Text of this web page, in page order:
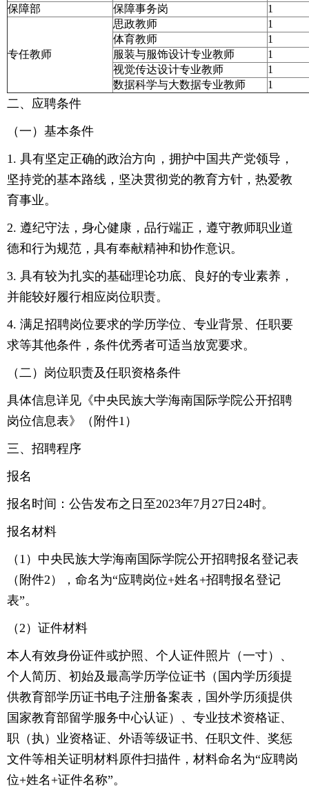
保障部
保障事务岗 1
专任教师
思政教师
1
体育教师
1
服装与服饰设计专业教师
1
视觉传达设计专业教师
1
数据科学与大数据专业教师
1
二、应聘条件
（一）基本条件
1. 具有坚定正确的政治方向，拥护中国共产党领导，
坚持党的基本路线，坚决贯彻党的教育方针，热爱教
育事业。
2. 遵纪守法，身心健康，品行端正，遵守教师职业道
德和行为规范，具有奉献精神和协作意识。
3. 具有较为扎实的基础理论功底、良好的专业素养，
并能较好履行相应岗位职责。
4. 满足招聘岗位要求的学历学位、专业背景、任职要
求等其他条件，条件优秀者可适当放宽要求。
（二）岗位职责及任职资格条件
具体信息详见《中央民族大学海南国际学院公开招聘
岗位信息表》（附件1）
三、招聘程序
报名
报名时间：公告发布之日至2023年7月27日24时。
报名材料
（1）中央民族大学海南国际学院公开招聘报名登记表
（附件2），命名为“应聘岗位+姓名+招聘报名登记
表”。
（2）证件材料
本人有效身份证件或护照、个人证件照片（一寸）、
个人简历、初始及最高学历学位证书（国内学历须提
供教育部学历证书电子注册备案表，国外学历须提供
国家教育部留学服务中心认证）、专业技术资格证、
职（执）业资格证、外语等级证书、任职文件、奖惩
文件等相关证明材料原件扫描件，材料命名为“应聘岗
位+姓名+证件名称”。